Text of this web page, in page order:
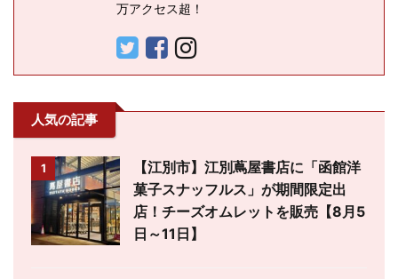
万アクセス超！
人気の記事
1
【江別市】江別蔦屋書店に「函館洋
菓子スナッフルス」が期間限定出
店！チーズオムレットを販売【8月5
日～11日】